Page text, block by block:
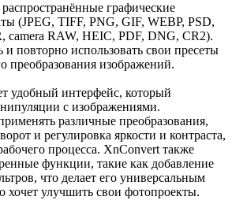
графические
(JPEG, TIFF, PNG, GIF, WEBP, PSD,
camera RAW, HEIC, PDF, DNG, CR2).
повторно использовать свои пресеты
преобразования изображений.
удобный интерфейс, который
с изображениями.
различные преобразования,
и регулировка яркости и контраста,
процесса. XnConvert также
функции, такие как добавление
что делает его универсальным
хочет улучшить свои фотопроекты.